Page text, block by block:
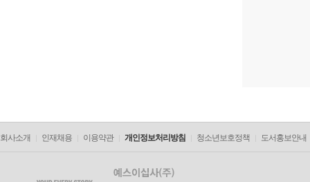
회사소개 인재채용 이용약관 개인정보처리방침 청소년보호정책 도서홍보안내